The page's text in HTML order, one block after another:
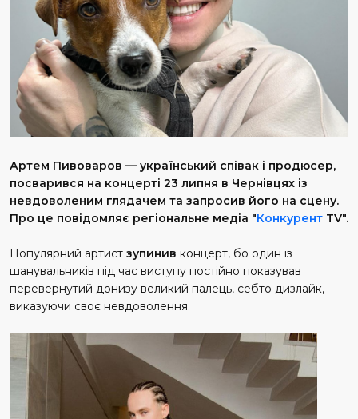
Артем Пивоваров — український співак і продюсер,
посварився на концерті 23 липня в Чернівцях із
невдоволеним глядачем та запросив його на сцену.
Про це повідомляє регіональне медіа "Конкурент TV".
Популярний артист зупинив концерт, бо один із
шанувальників під час виступу постійно показував
перевернутий донизу великий палець, себто дизлайк,
виказуючи своє невдоволення.